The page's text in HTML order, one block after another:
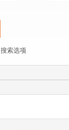
索选项